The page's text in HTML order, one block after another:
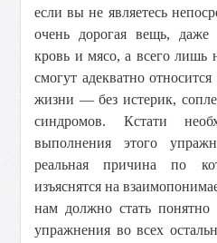
если вы не являетесь
очень дорогая вещь, даже
кровь и мясо, а всего лишь
смогут адекватно
жизни — без истерик,
синдромов. Кстати
выполнения этого
реальная причина по
изъяснятся на
нам должно стать понятно
упражнения во всех